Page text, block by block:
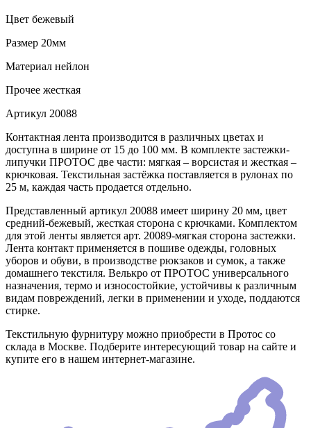
Цвет бежевый
Размер 20мм
Материал нейлон
Прочее жесткая
Артикул 20088
Контактная лента производится в различных цветах и
доступна в ширине от 15 до 100 мм. В комплекте застежки-
липучки ПРОТОС две части: мягкая – ворсистая и жесткая –
крючковая. Текстильная застёжка поставляется в рулонах по
25 м, каждая часть продается отдельно.
Представленный артикул 20088 имеет ширину 20 мм, цвет
средний-бежевый, жесткая сторона с крючками. Комплектом
для этой ленты является арт. 20089-мягкая сторона застежки.
Лента контакт применяется в пошиве одежды, головных
уборов и обуви, в производстве рюкзаков и сумок, а также
домашнего текстиля. Велькро от ПРОТОС универсального
назначения, термо и износостойкие, устойчивы к различным
видам повреждений, легки в применении и уходе, поддаются
стирке.
Текстильную фурнитуру можно приобрести в Протос со
склада в Москве. Подберите интересующий товар на сайте и
купите его в нашем интернет-магазине.